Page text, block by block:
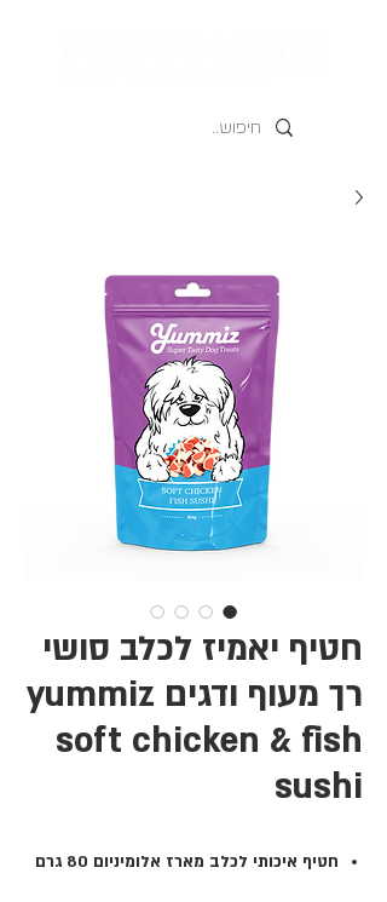
חטיף יאמיז לכלב סושי
רך מעוף ודגים yummiz
soft chicken & fish
sushi
חטיף איכותי לכלב מארז אלומיניום 80 גרם